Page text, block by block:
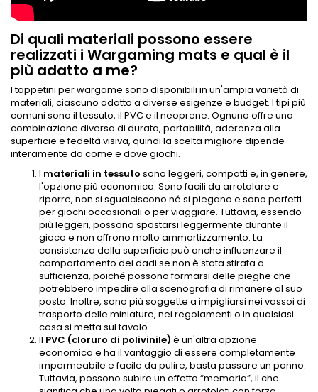
Di quali materiali possono essere
realizzati i Wargaming mats e qual è il
più adatto a me?
I tappetini per wargame sono disponibili in un'ampia varietà di
materiali, ciascuno adatto a diverse esigenze e budget. I tipi più
comuni sono il tessuto, il PVC e il neoprene. Ognuno offre una
combinazione diversa di durata, portabilità, aderenza alla
superficie e fedeltà visiva, quindi la scelta migliore dipende
interamente da come e dove giochi.
I materiali in tessuto sono leggeri, compatti e, in genere,
l'opzione più economica. Sono facili da arrotolare e
riporre, non si sgualciscono né si piegano e sono perfetti
per giochi occasionali o per viaggiare. Tuttavia, essendo
più leggeri, possono spostarsi leggermente durante il
gioco e non offrono molto ammortizzamento. La
consistenza della superficie può anche influenzare il
comportamento dei dadi se non è stata stirata a
sufficienza, poiché possono formarsi delle pieghe che
potrebbero impedire alla scenografia di rimanere al suo
posto. Inoltre, sono più soggette a impigliarsi nei vassoi di
trasporto delle miniature, nei regolamenti o in qualsiasi
cosa si metta sul tavolo.
Il PVC (cloruro di polivinile) è un'altra opzione
economica e ha il vantaggio di essere completamente
impermeabile e facile da pulire, basta passare un panno.
Tuttavia, possono subire un effetto “memoria”, il che